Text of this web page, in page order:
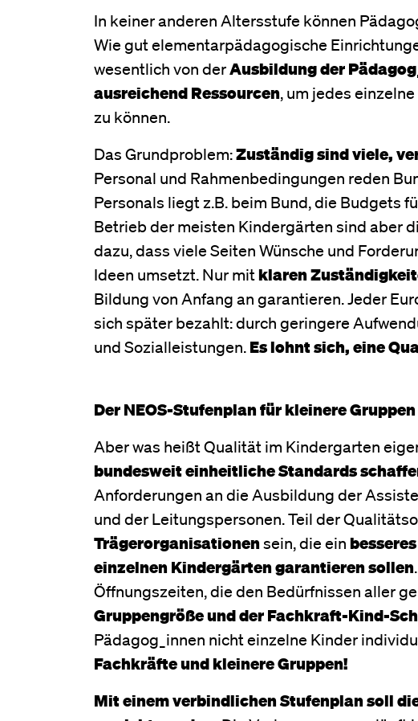
In keiner anderen Altersstufe können
Wie gut elementarpädagogische
wesentlich von derAusbildung der
ausreichend Ressourcen, um jedes
zu können.
Das Grundproblem:Zuständig sind viele,
Personal und Rahmenbedingungen reden
Personals liegt z.B. beim Bund, die Budgets
Betrieb der meisten Kindergärten sind aber
dazu, dass viele Seiten Wünsche und
Ideen umsetzt. Nur mitklaren
Bildung von Anfang an garantieren. Jeder
sich später bezahlt: durch geringere
und Sozialleistungen.Es lohnt sich, eine
Der NEOS-Stufenplan für kleinere Gruppen
Aber was heißt Qualität im Kindergarten
bundesweit einheitliche Standards
Anforderungen an die Ausbildung der
und der Leitungspersonen. Teil der
Trägerorganisationensein, die ein
einzelnen Kindergärten garantieren sollen
Öffnungszeiten, die den Bedürfnissen aller
Gruppengröße und der Fachkraft-Kind-
Pädagog_innen nicht einzelne Kinder
Fachkräfte und kleinere Gruppen!
Mit einem verbindlichen Stufenplan soll